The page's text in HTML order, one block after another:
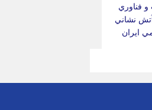
و فناوري
نشاني
ايران